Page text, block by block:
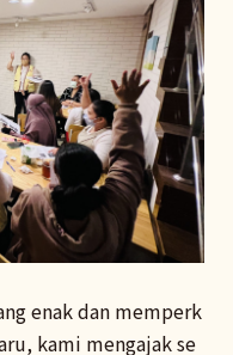
enak dan memperk
kami mengajak se